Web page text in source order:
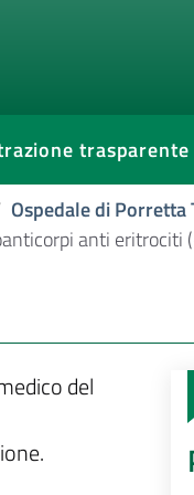
trasparente
Ospedale di Porretta
anti eritrociti
del